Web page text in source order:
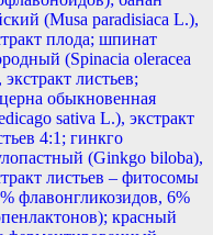
(Musa paradisiaca L.),
плода; шпинат
(Spinacia oleracea
листьев;
обыкновенная
sativa L.), экстракт
4:1; гинкго
(Ginkgo biloba),
листьев – фитосомы
флавонгликозидов, 6%
красный